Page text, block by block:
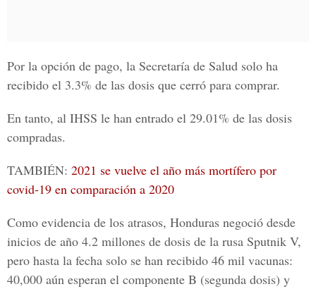
Por la opción de pago, la Secretaría de Salud solo ha
recibido el 3.3% de las dosis que cerró para comprar.
En tanto, al IHSS le han entrado el 29.01% de las dosis
compradas.
TAMBIÉN: 2021 se vuelve el año más mortífero por
covid-19 en comparación a 2020
Como evidencia de los atrasos, Honduras negoció desde
inicios de año 4.2 millones de dosis de la rusa Sputnik V,
pero hasta la fecha solo se han recibido 46 mil vacunas:
40,000 aún esperan el componente B (segunda dosis) y